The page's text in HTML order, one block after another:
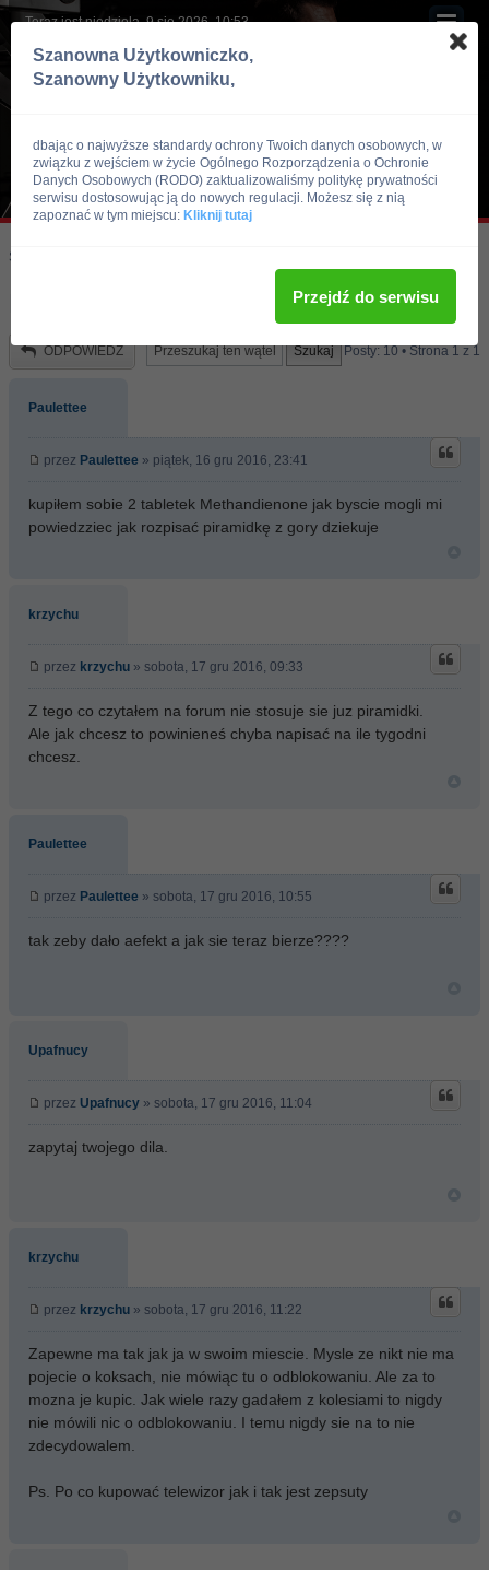
Teraz jest niedziela, 9 sie 2026, 10:53
Skocz do:
ODPOWIEDZ Posty: 10 • Strona 1 z 1
Paulettee
przez Paulettee » piątek, 16 gru 2016, 23:41
kupiłem sobie 2 tabletek Methandienone jak byscie mogli mi
powiedzziec jak rozpisać piramidkę z gory dziekuje
krzychu
przez krzychu » sobota, 17 gru 2016, 09:33
Z tego co czytałem na forum nie stosuje sie juz piramidki.
Ale jak chcesz to powinieneś chyba napisać na ile tygodni
chcesz.
Paulettee
przez Paulettee » sobota, 17 gru 2016, 10:55
tak zeby dało aefekt a jak sie teraz bierze????
Upafnucy
przez Upafnucy » sobota, 17 gru 2016, 11:04
zapytaj twojego dila.
krzychu
przez krzychu » sobota, 17 gru 2016, 11:22
Zapewne ma tak jak ja w swoim miescie. Mysle ze nikt nie ma
pojecie o koksach, nie mówiąc tu o odblokowaniu. Ale za to
mozna je kupic. Jak wiele razy gadałem z kolesiami to nigdy
nie mówili nic o odblokowaniu. I temu nigdy sie na to nie
zdecydowalem.
Ps. Po co kupować telewizor jak i tak jest zepsuty
Szanowna Użytkowniczko,
Szanowny Użytkowniku,
dbając o najwyższe standardy ochrony Twoich danych osobowych, w
związku z wejściem w życie Ogólnego Rozporządzenia o Ochronie
Danych Osobowych (RODO) zaktualizowaliśmy politykę prywatności
serwisu dostosowując ją do nowych regulacji. Możesz się z nią
zapoznać w tym miejscu: Kliknij tutaj
Przejdź do serwisu